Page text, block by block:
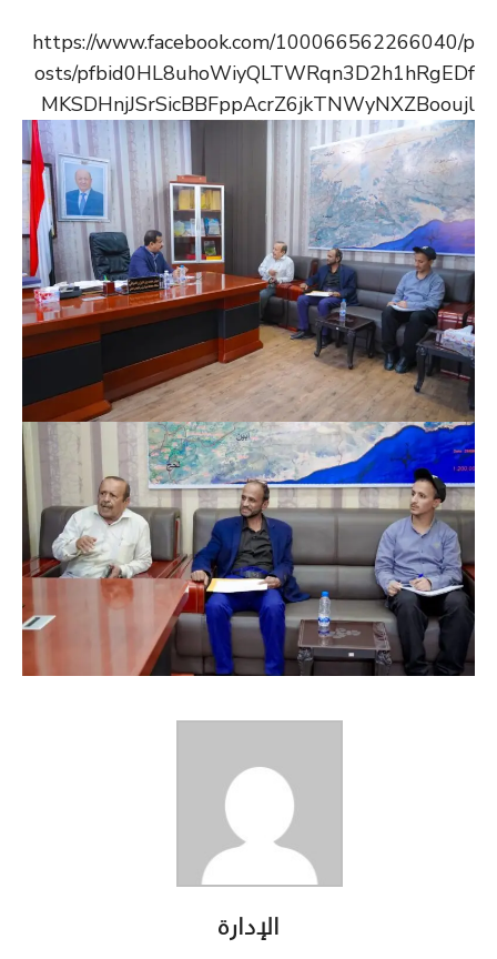
https://www.facebook.com/100066562266040/p
osts/pfbid0HL8uhoWiyQLTWRqn3D2h1hRgEDf
MKSDHnjJSrSicBBFppAcrZ6jkTNWyNXZBooujl
الإدارة